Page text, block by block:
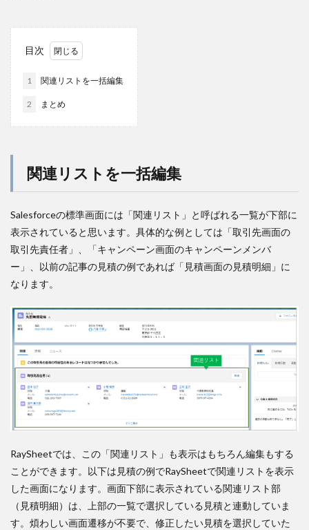
目次
1 関連リストを一括編集
2 まとめ
関連リストを一括編集
Salesforceの標準画面には「関連リスト」と呼ばれる一覧が下部に
表示されていると思います。具体的な例としては「取引先画面の
取引先責任者」、「キャンペーン画面のキャンペーンメンバ
ー」、以前の記事の見積の例であれば「見積画面の見積明細」に
なります。
RaySheetでは、この「関連リスト」も表示はもちろん編集もする
ことができます。以下は見積の例でRaySheetで関連リストを表示
した画面になります。画面下部に表示されている関連リスト部
（見積明細）は、上部の一覧で選択している見積と連動していま
す。煩わしい画面遷移が不要で、修正したい見積を選択していた